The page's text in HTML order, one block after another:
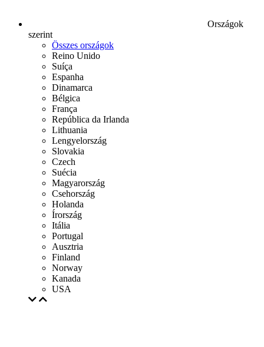
Országok
szerint
Összes országok
Reino Unido
Suíça
Espanha
Dinamarca
Bélgica
França
República da Irlanda
Lithuania
Lengyelország
Slovakia
Czech
Suécia
Magyarország
Csehország
Holanda
Írország
Itália
Portugal
Ausztria
Finland
Norway
Kanada
USA